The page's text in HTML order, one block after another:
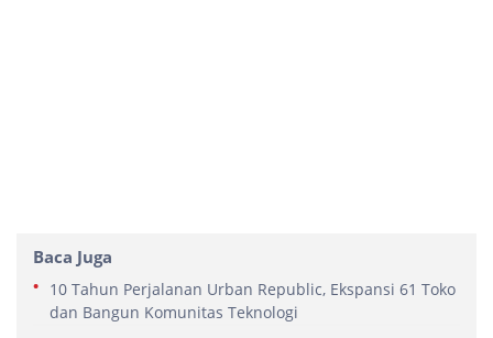
Baca Juga
10 Tahun Perjalanan Urban Republic, Ekspansi 61 Toko
dan Bangun Komunitas Teknologi